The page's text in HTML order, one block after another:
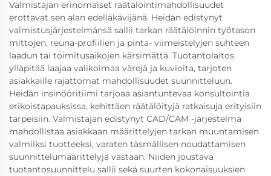
Valmistajan erinomaiset räätälöintimahdollisuudet
erottavat sen alan edelläkävijänä. Heidän edistynyt
valmistusjärjestelmänsä sallii tarkan räätälöinnin työtason
mittojen, reuna-profiilien ja pinta- viimeistelyjen suhteen
laadun tai toimitusaikojen kärsimättä. Tuotantolaitos
ylläpitää laajaa valikoimaa värejä ja kuvioita, tarjoten
asiakkaille rajattomat mahdollisuudet suunnitteluun.
Heidän insinööritiimi tarjoaa asiantuntevaa konsultointia
erikoistapauksissa, kehittäen räätälöityjä ratkaisuja erityisiin
tarpeisiin. Valmistajan edistynyt CAD/CAM -järjestelmä
mahdollistaa asiakkaan määrittelyjen tarkan muuntamisen
valmiiksi tuotteeksi, varaten täsmällisen noudattamisen
suunnittelumäärittelyjä vastaan. Niiden joustava
tuotantosuunnittelu sallii sekä suurten kokonaisuuksien